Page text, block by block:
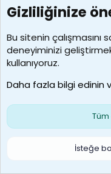
#10.Murat Kaya :
görüşlerimi
Kalmalı...
#11.Fatih Solak
geliştirememesine
tıkandığı anlarda
düşünülmedi
alıyorsa tutulabilir.
Doğruya doğru...
bir performans
Gizliliğinize
Bu sitenin
deneyiminizi
kullanıyoruz.
Daha fazla bilgi edinin
İsteğe